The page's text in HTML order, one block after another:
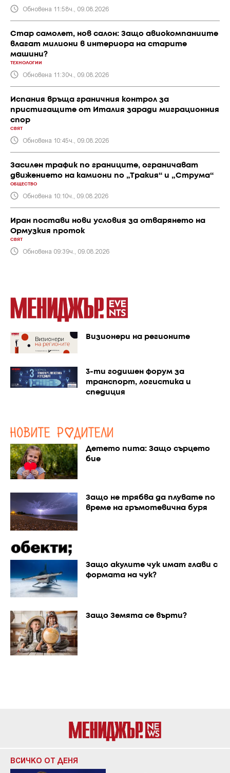
Обновена 11:58ч., 09.08.2026
Стар самолет, нов салон: Защо авиокомпаниите
влагат милиони в интериора на старите
машини?
ТЕХНОЛОГИИ
Обновена 11:30ч., 09.08.2026
Испания връща граничния контрол за
пристигащите от Италия заради миграционния
спор
СВЯТ
Обновена 10:45ч., 09.08.2026
Засилен трафик по границите, ограничават
движението на камиони по „Тракия“ и „Струма“
ОБЩЕСТВО
Обновена 10:10ч., 09.08.2026
Иран постави нови условия за отварянето на
Ормузкия проток
СВЯТ
Обновена 09:39ч., 09.08.2026
Визионери на регионите
3-ти годишен форум за
транспорт, логистика и
спедиция
Детето пита: Защо сърцето
бие
Защо не трябва да плувате по
време на гръмотевична буря
Защо акулите чук имат глави с
формата на чук?
Защо Земята се върти?
ВСИЧКО ОТ ДЕНЯ